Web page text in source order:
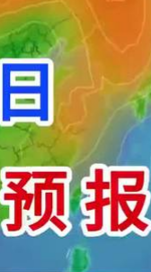
浙江那么大